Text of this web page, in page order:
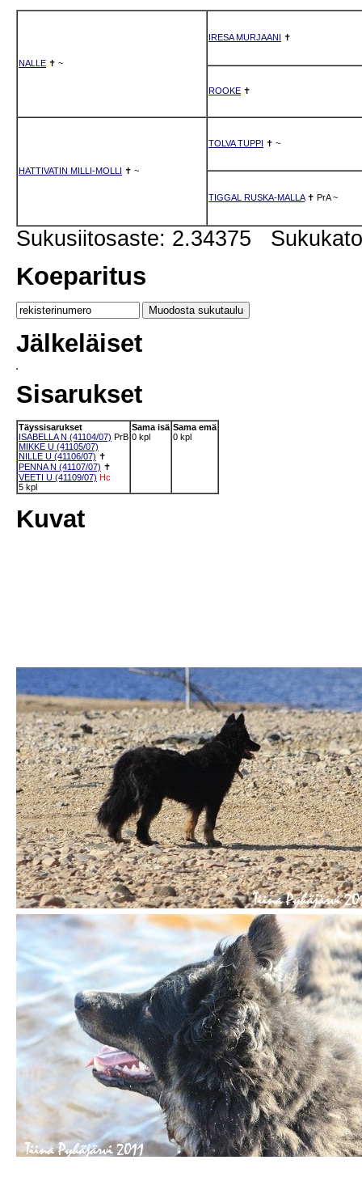
NALLE ✝ ~
IRESA MURJAANI ✝
ROOKE ✝
HATTIVATIN MILLI-MOLLI ✝ ~
TOLVA TUPPI ✝ ~
TIGGAL RUSKA-MALLA✝ PrA ~
Sukusiitosaste: 2.34375
Koeparitus
Jälkeläiset
Sisarukset
Täyssisarukset
ISABELLA N (41104/07) PrB
MIKKE U (41105/07)
NILLE U (41106/07) ✝
PENNA N (41107/07) ✝
VEETI U (41109/07) Hc
5 kpl
Sama isä
0 kpl
Sama emä
0 kpl
Kuvat